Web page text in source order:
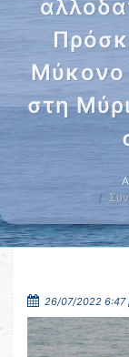
Μύκονο
στη
26/07/2022 6:47